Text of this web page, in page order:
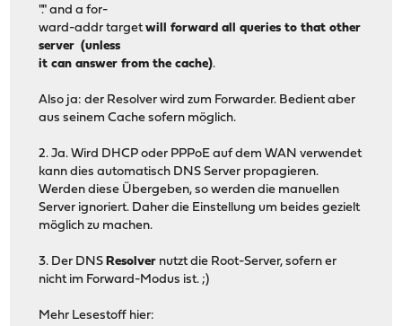
"." and a for-
ward-addr targetwill forward all queries to that other
server (unless
it can answer from the cache).
Also ja: der Resolver wird zum Forwarder. Bedient aber
aus seinem Cache sofern möglich.
2. Ja. Wird DHCP oder PPPoE auf dem WAN verwendet
kann dies automatisch DNS Server propagieren.
Werden diese Übergeben, so werden die manuellen
Server ignoriert. Daher die Einstellung um beides gezielt
möglich zu machen.
3. Der DNSResolver nutzt die Root-Server, sofern er
nicht im Forward-Modus ist. ;)
Mehr Lesestoff hier: